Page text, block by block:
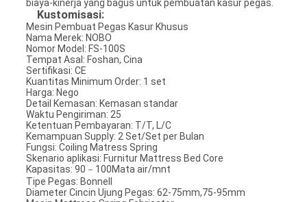
biaya-kinerja yang bagus untuk pembuatan kasur pegas.
Kustomisasi:
Mesin Pembuat Pegas Kasur Khusus
Nama Merek: NOBO
Nomor Model: FS-100S
Tempat Asal: Foshan, Cina
Sertifikasi: CE
Kuantitas Minimum Order: 1 set
Harga: Nego
Detail Kemasan: Kemasan standar
Waktu Pengiriman: 25
Ketentuan Pembayaran: T/T, L/C
Kemampuan Supply: 2 Set/Set per Bulan
Fungsi: Coiling Matress Spring
Skenario aplikasi: Furnitur Mattress Bed Core
Kapasitas: 90－100Mata air/mnt
Tipe Pegas: Bonnell
Diameter Cincin Ujung Pegas: 62-75mm,75-95mm